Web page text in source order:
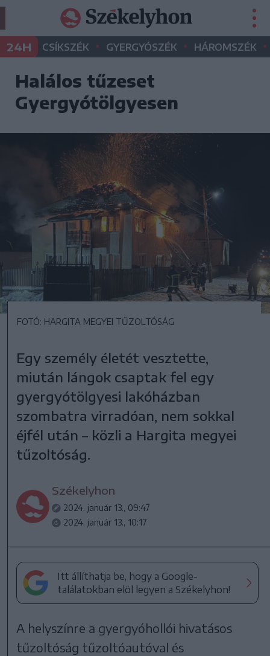
24H CSÍKSZÉK • GYERGYÓSZÉK • HÁROMSZÉK •
Halálos tűzeset
Gyergyótölgyesen
FOTÓ: HARGITA MEGYEI TŰZOLTÓSÁG
Egy személy életét vesztette,
miután lángok csaptak fel egy
gyergyótölgyesi lakóházban
szombatra virradóan, nem sokkal
éjfél után – közli a Hargita megyei
tűzoltóság.
Székelyhon
2024. január 13., 09:47
2024. január 13., 10:17
Itt állíthatja be, hogy a Google-
találatokban elöl legyen a Székelyhon!
A helyszínre a gyergyóhollói hivatásos
tűzoltóság tűzoltóautóval és